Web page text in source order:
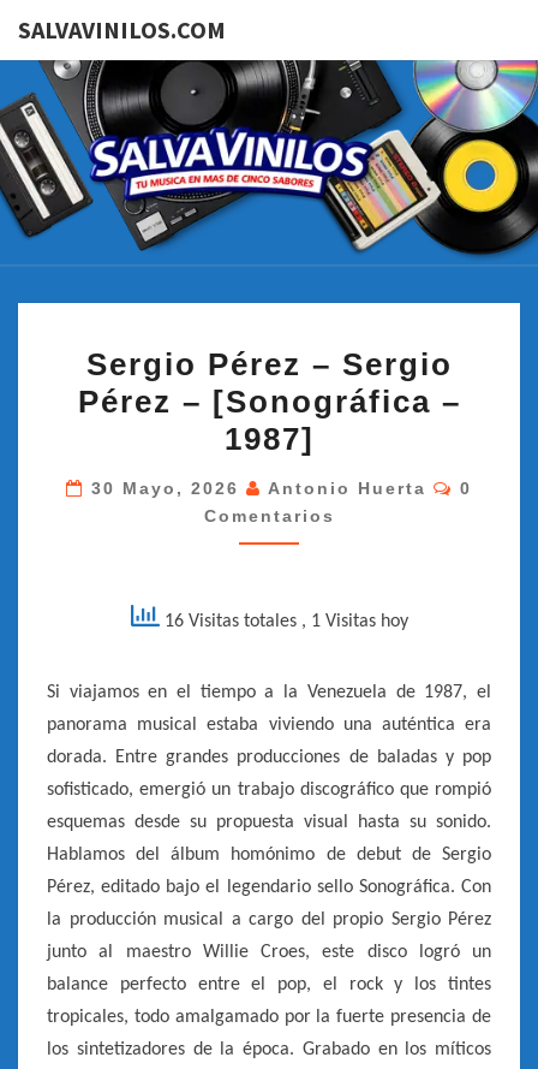
SALVAVINILOS.COM
Tu
Música
En Más
Sabores
PÉREZ
–
SERGIO
–
Sergio Pérez – Sergio
Pérez – [Sonográfica –
1987]
30 Mayo, 2026 Antonio Huerta
0
Comentarios
16 Visitas totales , 1 Visitas hoy
Si viajamos en el tiempo a la Venezuela de 1987, el
panorama musical estaba viviendo una auténtica era
dorada. Entre grandes producciones de baladas y pop
sofisticado, emergió un trabajo discográfico que rompió
esquemas desde su propuesta visual hasta su sonido.
Hablamos del álbum homónimo de debut de Sergio
Pérez, editado bajo el legendario sello Sonográfica. Con
la producción musical a cargo del propio Sergio Pérez
junto al maestro Willie Croes, este disco logró un
balance perfecto entre el pop, el rock y los tintes
tropicales, todo amalgamado por la fuerte presencia de
los sintetizadores de la época. Grabado en los míticos